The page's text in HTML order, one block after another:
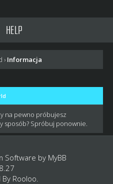
HELP
› Informacja
na pewno próbujesz
sposób? Spróbuj ponownie.
Software by MyBB
By Rooloo.